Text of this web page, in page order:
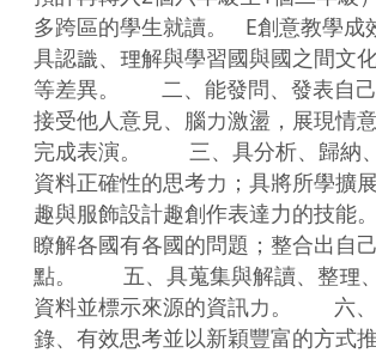
多跨區的學生就讀。   E創意教學成
具認識、理解與學習國與國之間文
等差異。       二、能發問、發表自
接受他人意見、腦力激盪，展現情
完成表演。        三、具分析、歸納
資料正確性的思考力；具將所學擴
趣與服飾設計趣創作表達力的技能
瞭解各國有各國的問題；整合出自
點。	       五、具蒐集與解讀、整理、組織與應用
資料並標示來源的資訊力。       六
錄、有效思考並以新穎豐富的方式推